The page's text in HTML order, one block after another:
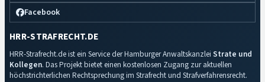
Facebook
HRR-STRAFRECHT.DE
HRR-Strafrecht.de ist ein Service der Hamburger Anwaltskanzlei Strate und
Kollegen. Das Projekt bietet einen kostenlosen Zugang zur aktuellen
höchstrichterlichen Rechtsprechung im Strafrecht und Strafverfahrensrecht.